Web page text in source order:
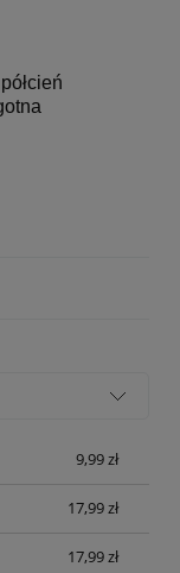
9,99 zł
17,99 zł
17,99 zł